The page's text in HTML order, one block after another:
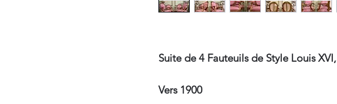
Suite de 4 Fauteuils de Style Louis XVI,
Vers 1900